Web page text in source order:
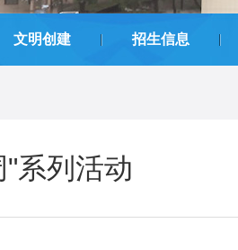
文明创建 招生信息
系列活动